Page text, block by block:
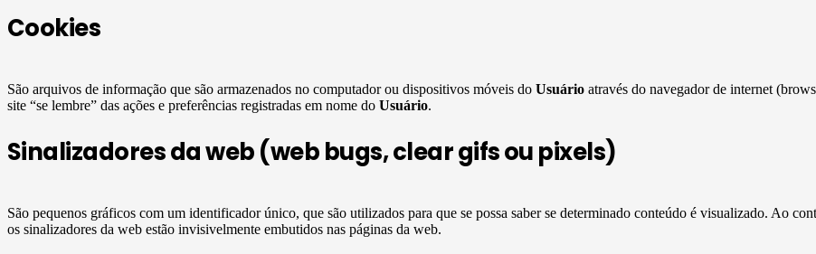
Cookies
São arquivos de informação que são armazenados no computador ou dispositivos móveis do Usuário através do navegador de internet
site “se lembre” das ações e preferências registradas em nome do Usuário.
Sinalizadores da web (web bugs, clear gifs ou pixels)
São pequenos gráficos com um identificador único, que são utilizados para que se possa saber se determinado conteúdo é visualizado. Ao
os sinalizadores da web estão invisivelmente embutidos nas páginas da web.